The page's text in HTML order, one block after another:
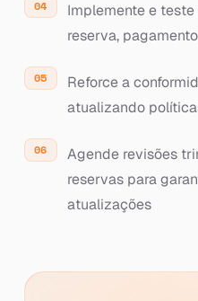
Implemente e
reserva,
Reforce a
atualizando
Agende revisões
reservas para
atualizações